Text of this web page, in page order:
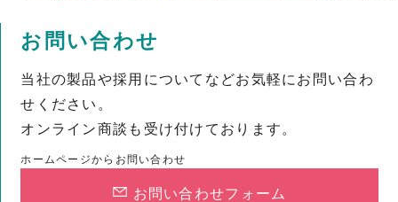
お問い合わせ
当社の製品や採用についてなどお気軽にお問い合わ
せください。
オンライン商談も受け付けております。
ホームページからお問い合わせ
お問い合わせフォーム